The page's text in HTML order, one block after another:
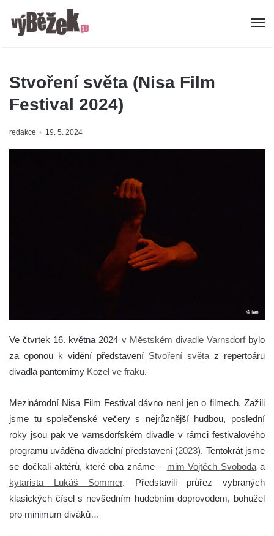
Stvoření světa (Nisa Film
Festival 2024)
redakce 19. 5. 2024
Ve čtvrtek 16. května 2024 v Městském divadle Varnsdorfbylo
za oponou k vidění představení Stvoření světa z repertoáru
divadla pantomimy Kozel ve fraku.
Mezinárodní Nisa Film Festival dávno není jen o filmech. Zažili
jsme tu společenské večery s nejrůznější hudbou, poslední
roky jsou pak ve varnsdorfském divadle v rámci festivalového
programu uváděna divadelní představení (2023). Tentokrát jsme
se dočkali aktérů, které oba známe – mim Vojtěch Svoboda a
kytarista Lukáš Sommer. Představili průřez vybraných
klasických čísel s nevšedním hudebním doprovodem, bohužel
pro minimum diváků…